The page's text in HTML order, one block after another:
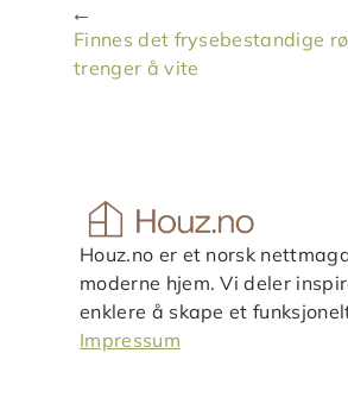
Finnes det frysebestandige
trenger å vite
Houz.no er et norsk
moderne hjem. Vi deler
enklere å skape et
Impressum